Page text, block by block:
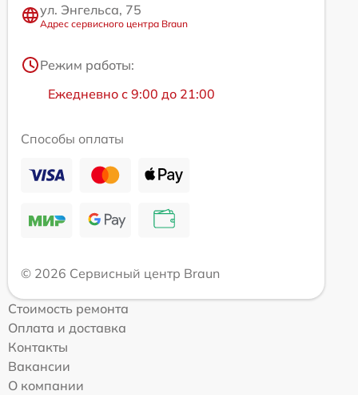
ул. Энгельса, 75
Адрес сервисного центра Braun
Режим работы:
Ежедневно с 9:00 до 21:00
Способы оплаты
© 2026 Сервисный центр Braun
Стоимость ремонта
Оплата и доставка
Контакты
Вакансии
О компании